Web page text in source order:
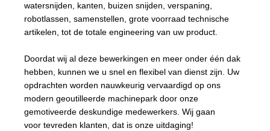
watersnijden, kanten, buizen snijden, verspaning,
robotlassen, samenstellen, grote voorraad technische
artikelen, tot de totale engineering van uw product.
Doordat wij al deze bewerkingen en meer onder één dak
hebben, kunnen we u snel en flexibel van dienst zijn. Uw
opdrachten worden nauwkeurig vervaardigd op ons
modern geoutilleerde machinepark door onze
gemotiveerde deskundige medewerkers. Wij gaan
voor tevreden klanten, dat is onze uitdaging!